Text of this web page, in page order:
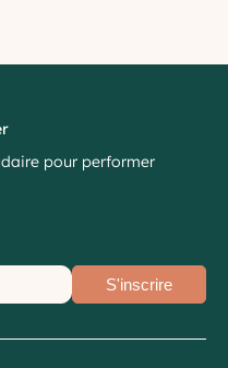
pour performer
S'inscrire